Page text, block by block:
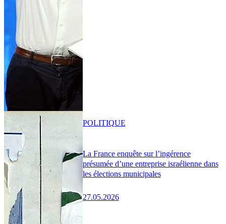
La France enquête sur l’ingérence
présumée d’une entreprise israélienne dans
les élections municipales
27.05.2026
POLITIQUE